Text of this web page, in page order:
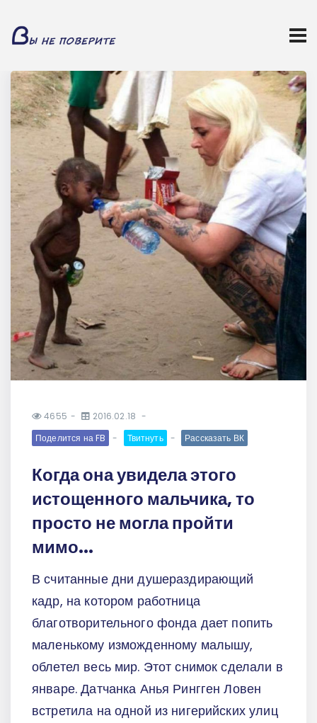
4655
2016.02.18
Поделится на FB
Твитнуть Рассказать ВК
Когда она увидела этого
истощенного мальчика, то
просто не могла пройти
мимо...
В считанные дни душераздирающий
кадр, на котором работница
благотворительного фонда дает попить
маленькому изможденному малышу,
облетел весь мир. Этот снимок сделали в
январе. Датчанка Анья Рингген Ловен
встретила на одной из нигерийских улиц